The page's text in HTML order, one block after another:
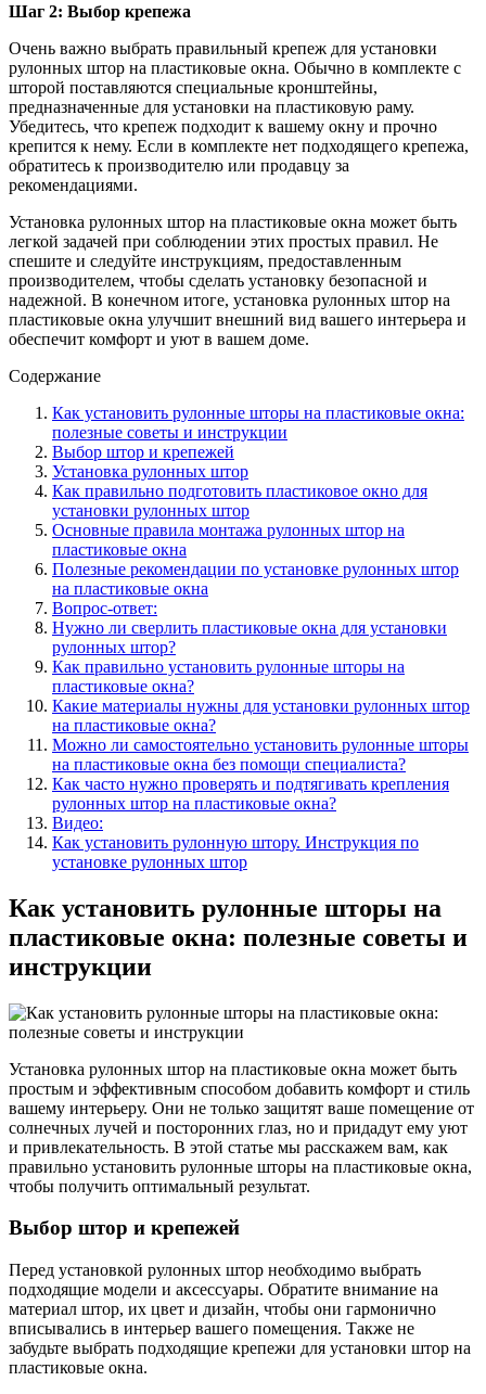
Шаг 2: Выбор крепежа
Очень важно выбрать правильный крепеж для установки
рулонных штор на пластиковые окна. Обычно в комплекте с
шторой поставляются специальные кронштейны,
предназначенные для установки на пластиковую раму.
Убедитесь, что крепеж подходит к вашему окну и прочно
крепится к нему. Если в комплекте нет подходящего крепежа,
обратитесь к производителю или продавцу за
рекомендациями.
Установка рулонных штор на пластиковые окна может быть
легкой задачей при соблюдении этих простых правил. Не
спешите и следуйте инструкциям, предоставленным
производителем, чтобы сделать установку безопасной и
надежной. В конечном итоге, установка рулонных штор на
пластиковые окна улучшит внешний вид вашего интерьера и
обеспечит комфорт и уют в вашем доме.
Содержание
Как установить рулонные шторы на пластиковые окна:
полезные советы и инструкции
Выбор штор и крепежей
Установка рулонных штор
Как правильно подготовить пластиковое окно для
установки рулонных штор
Основные правила монтажа рулонных штор на
пластиковые окна
Полезные рекомендации по установке рулонных штор
на пластиковые окна
Вопрос-ответ:
Нужно ли сверлить пластиковые окна для установки
рулонных штор?
Как правильно установить рулонные шторы на
пластиковые окна?
Какие материалы нужны для установки рулонных штор
на пластиковые окна?
Можно ли самостоятельно установить рулонные шторы
на пластиковые окна без помощи специалиста?
Как часто нужно проверять и подтягивать крепления
рулонных штор на пластиковые окна?
Видео:
Как установить рулонную штору. Инструкция по
установке рулонных штор
Как установить рулонные шторы на
пластиковые окна: полезные советы и
инструкции
Установка рулонных штор на пластиковые окна может быть
простым и эффективным способом добавить комфорт и стиль
вашему интерьеру. Они не только защитят ваше помещение от
солнечных лучей и посторонних глаз, но и придадут ему уют
и привлекательность. В этой статье мы расскажем вам, как
правильно установить рулонные шторы на пластиковые окна,
чтобы получить оптимальный результат.
Выбор штор и крепежей
Перед установкой рулонных штор необходимо выбрать
подходящие модели и аксессуары. Обратите внимание на
материал штор, их цвет и дизайн, чтобы они гармонично
вписывались в интерьер вашего помещения. Также не
забудьте выбрать подходящие крепежи для установки штор на
пластиковые окна.